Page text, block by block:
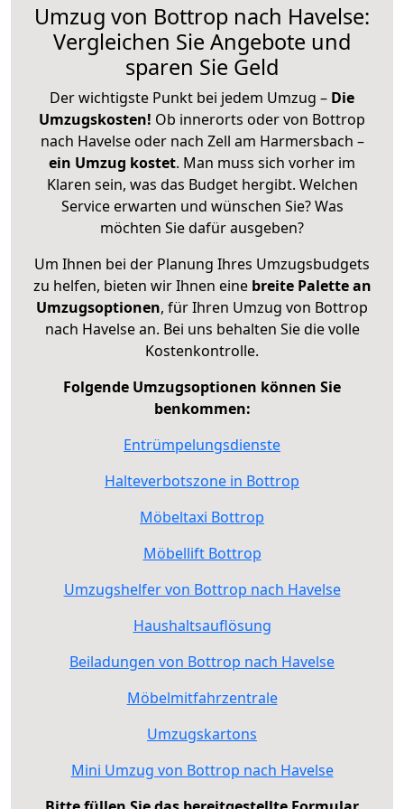
Umzug von Bottrop nach Havelse:
Vergleichen Sie Angebote und
sparen Sie Geld
Der wichtigste Punkt bei jedem Umzug – Die
Umzugskosten! Ob innerorts oder von Bottrop
nach Havelse oder nach Zell am Harmersbach –
ein Umzug kostet. Man muss sich vorher im
Klaren sein, was das Budget hergibt. Welchen
Service erwarten und wünschen Sie? Was
möchten Sie dafür ausgeben?
Um Ihnen bei der Planung Ihres Umzugsbudgets
zu helfen, bieten wir Ihnen eine breite Palette an
Umzugsoptionen, für Ihren Umzug von Bottrop
nach Havelse an. Bei uns behalten Sie die volle
Kostenkontrolle.
Folgende Umzugsoptionen können Sie
benkommen:
Entrümpelungsdienste
Halteverbotszone in Bottrop
Möbeltaxi Bottrop
Möbellift Bottrop
Umzugshelfer von Bottrop nach Havelse
Haushaltsauflösung
Beiladungen von Bottrop nach Havelse
Möbelmitfahrzentrale
Umzugskartons
Mini Umzug von Bottrop nach Havelse